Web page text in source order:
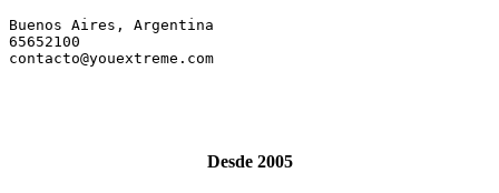
Buenos Aires, Argentina
65652100
Desde 2005